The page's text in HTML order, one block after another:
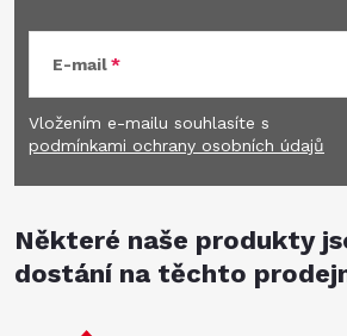
E-mail
Vložením e-mailu souhlasíte s
podmínkami ochrany osobních údajů
Některé naše produkty
dostání na těchto